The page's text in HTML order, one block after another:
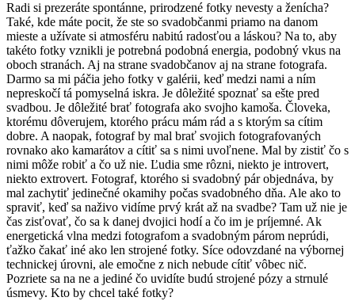
Radi si prezeráte spontánne, prirodzené fotky nevesty a ženícha?
Také, kde máte pocit, že ste so svadobčanmi priamo na danom
mieste a užívate si atmosféru nabitú radosťou a láskou? Na to, aby
takéto fotky vznikli je potrebná podobná energia, podobný vkus na
oboch stranách. Aj na strane svadobčanov aj na strane fotografa.
Darmo sa mi páčia jeho fotky v galérii, keď medzi nami a ním
nepreskočí tá pomyselná iskra. Je dôležité spoznať sa ešte pred
svadbou. Je dôležité brať fotografa ako svojho kamoša. Človeka,
ktorému dôverujem, ktorého prácu mám rád a s ktorým sa cítim
dobre. A naopak, fotograf by mal brať svojich fotografovaných
rovnako ako kamarátov a cítiť sa s nimi uvoľnene. Mal by zistiť čo s
nimi môže robiť a čo už nie. Ľudia sme rôzni, niekto je introvert,
niekto extrovert. Fotograf, ktorého si svadobný pár objednáva, by
mal zachytiť jedinečné okamihy počas svadobného dňa. Ale ako to
spraviť, keď sa naživo vidíme prvý krát až na svadbe? Tam už nie je
čas zisťovať, čo sa k danej dvojici hodí a čo im je príjemné. Ak
energetická vlna medzi fotografom a svadobným párom neprúdi,
ťažko čakať iné ako len strojené fotky. Síce odovzdané na výbornej
technickej úrovni, ale emočne z nich nebude cítiť vôbec nič.
Pozriete sa na ne a jediné čo uvidíte budú strojené pózy a strnulé
úsmevy. Kto by chcel také fotky?